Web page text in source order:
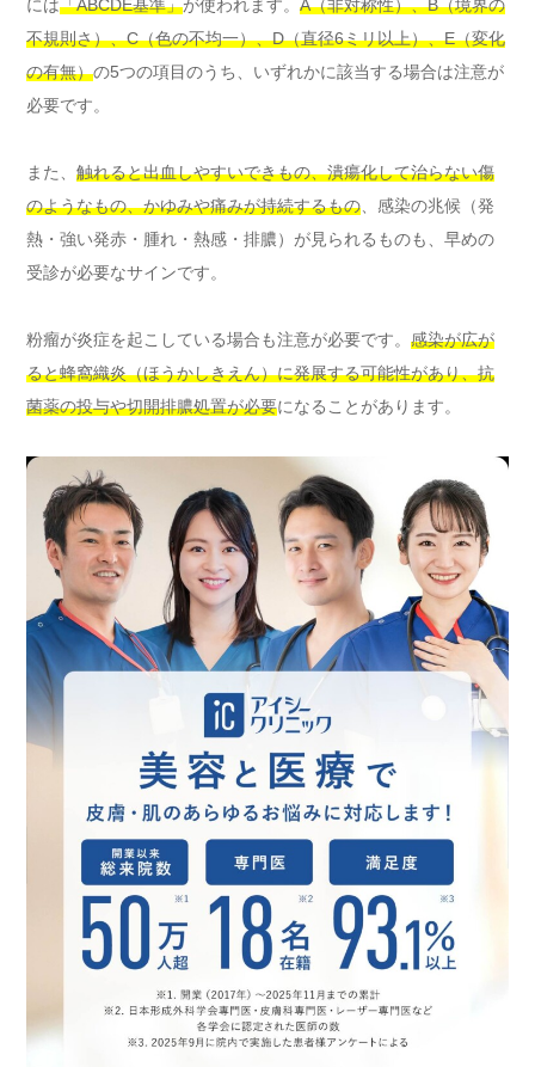
には「ABCDE基準」が使われます。 A（非対称性）、B（境界の
不規則さ）、C（色の不均一）、D（直径6ミリ以上）、E（変化
の有無）の5つの項目のうち、いずれかに該当する場合は注意が
必要です。
また、 触れると出血しやすいできもの、潰瘍化して治らない傷
のようなもの、かゆみや痛みが持続するもの、感染の兆候（発
熱・強い発赤・腫れ・熱感・排膿）が見られるものも、早めの
受診が必要なサインです。
粉瘤が炎症を起こしている場合も注意が必要です。 感染が広が
ると蜂窩織炎（ほうかしきえん）に発展する可能性があり、抗
菌薬の投与や切開排膿処置が必要になることがあります。